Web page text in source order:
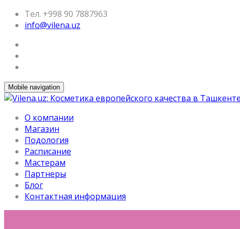
Тел. +998 90 7887963
info@vilena.uz
Mobile navigation
О компании
Магазин
Подология
Расписание
Мастерам
Партнеры
Блог
Контактная информация